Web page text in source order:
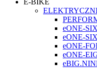
E-BIKE
eONE-
eONE-
eONE-
eONE-